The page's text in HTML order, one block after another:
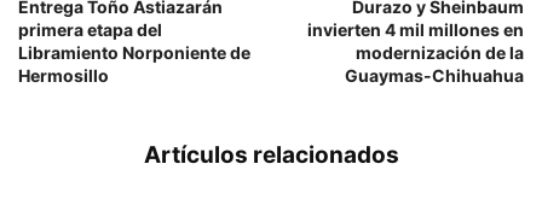
Entrega Toño Astiazarán
primera etapa del
Libramiento Norponiente de
Hermosillo
Durazo y Sheinbaum
invierten 4 mil millones en
modernización de la
Guaymas-Chihuahua
Artículos relacionados